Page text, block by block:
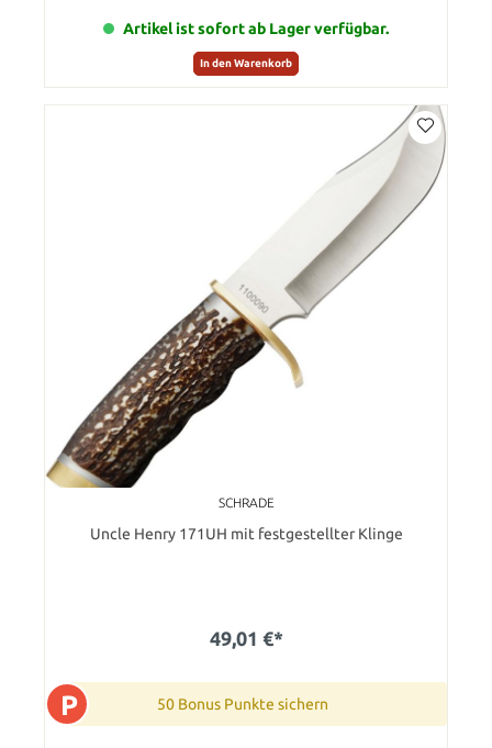
Artikel ist sofort ab Lager verfügbar.
In den Warenkorb
SCHRADE
Uncle Henry 171UH mit festgestellter Klinge
49,01 €*
P 50 Bonus Punkte sichern